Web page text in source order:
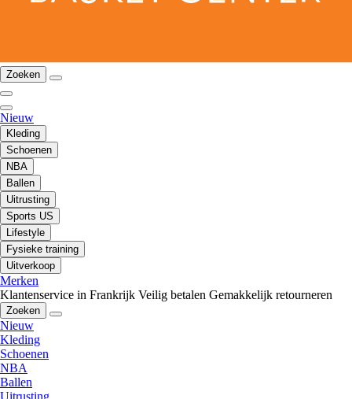
Zoeken
Nieuw
Kleding
Schoenen
NBA
Ballen
Uitrusting
Sports US
Lifestyle
Fysieke training
Uitverkoop
Merken
Klantenservice in Frankrijk Veilig betalen Gemakkelijk retourneren
Zoeken
Nieuw
Kleding
Schoenen
NBA
Ballen